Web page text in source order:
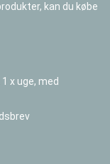
kan du købe
x uge, med